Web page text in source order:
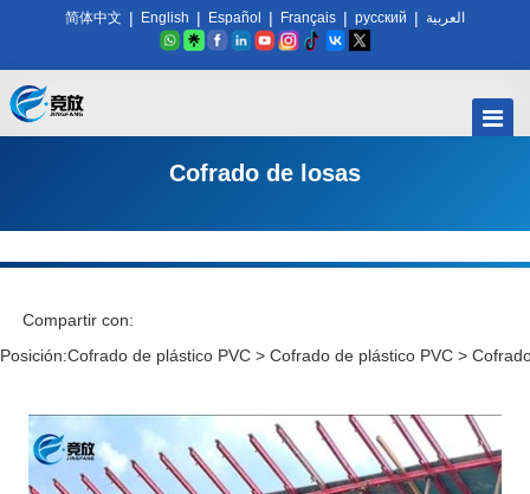
简体中文 | English | Español | Français | русский | العربية
Cofrado de losas
Compartir con:
Posición:Cofrado de plástico PVC > Cofrado de plástico PVC >